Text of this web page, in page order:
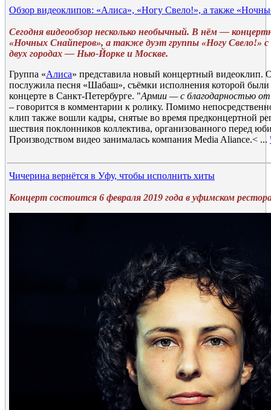
Обзор видеоклипов: «Алиса», «Ногу Свело!», а также
Сегодня видеообзор несколько необычный. В нём —
«Ночных Снайперов», а также дуэт группы «Ногу Свело!» с
двух городах — Нью-Йорке и Москве.
Группа «Алиса» представила новый концертный видеоклип.
послужила песня «Шабаш», съёмки исполнения которой
концерте в Санкт-Петербурге. "Армии — с благодарностью
– говорится в комментарии к ролику. Помимо
клип также вошли кадры, снятые во время предконцертной
шествия поклонников коллектива, организованного перед
Производством видео занималась компания Media Aliance.< ...
Чичерина вернётся в Уфу, чтобы исполнить хиты
Концерт состоится 6 февраля 2019 года в уфимском